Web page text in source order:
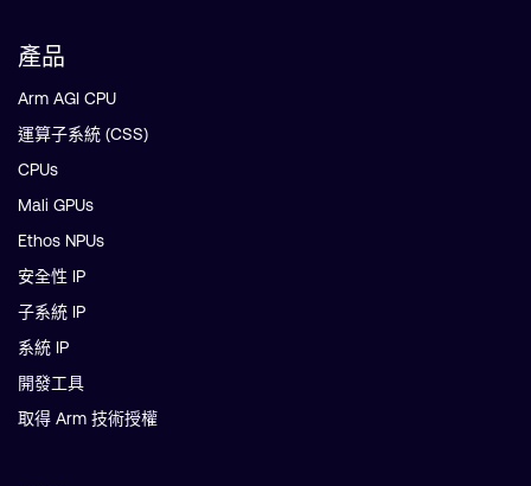
產品
Arm AGI CPU
運算子系統 (CSS)
CPUs
Mali GPUs
Ethos NPUs
安全性 IP
子系統 IP
系統 IP
開發工具
取得 Arm 技術授權